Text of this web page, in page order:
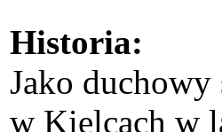
Historia:
Jako
w Kielcach w